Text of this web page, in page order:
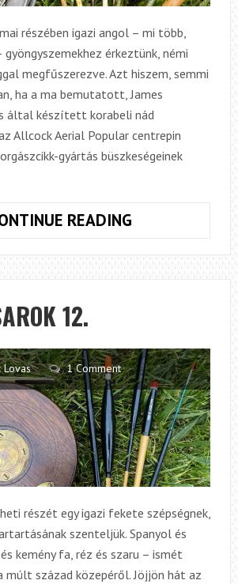
részében igazi angol – mi több,
érkeztünk, némi
megfűszerezve. Azt hiszem, semmi
ha a ma bemutatott, James
által készített korabeli nád
Allcock Aerial Popular centrepin
gyártás büszkeségeinek
READING
12.
Lovas 1 Comment
részét egy igazi fekete szépségnek,
szenteljük. Spanyol és
kemény fa, réz és szaru – ismét
múlt század közepéről. Jöjjön hát az